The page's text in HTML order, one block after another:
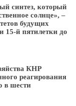
синтез, который
солнце», –
будущих
15-й пятилетки до
КНР
реагирования
в шести